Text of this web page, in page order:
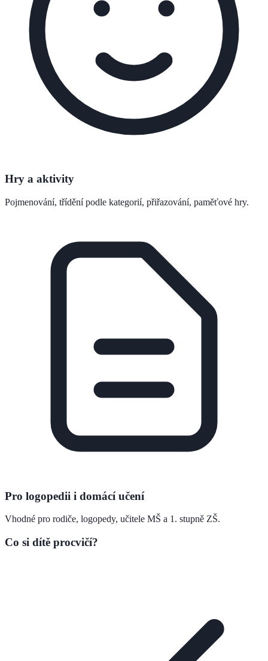
Hry a aktivity
Pojmenování, třídění podle kategorií, přiřazování, paměťové hry.
Pro logopedii i domácí učení
Vhodné pro rodiče, logopedy, učitele MŠ a 1. stupně ZŠ.
Co si dítě procvičí?